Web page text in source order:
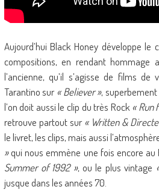
Aujourd’hui Black Honey développe le
compositions, en rendant hommage
l’ancienne, qu’il s’agisse de films
Tarantino sur« Believer »,
l’on doit aussi le clip du très Rock « Run
retrouve partout sur« Written &
le livret, les clips, mais aussi
»qui nous emmène une fois encore au
Summer of 1992 », ou le plus vintage
jusque dans les années 70.